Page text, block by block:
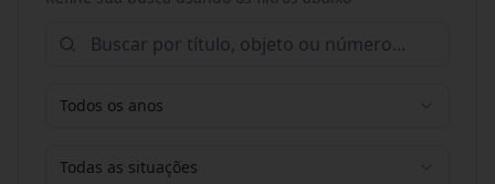
Todos os anos
Todas as situações